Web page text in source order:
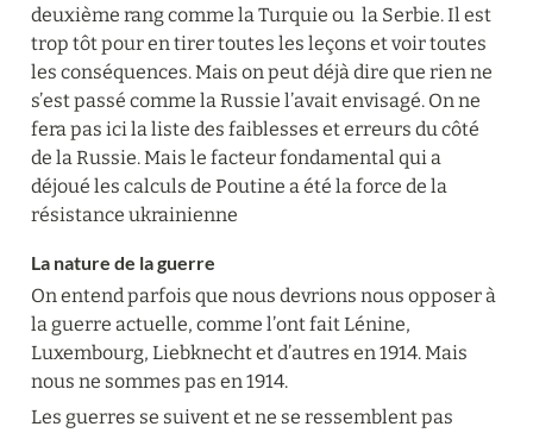
deuxième rang comme la Turquie ou  la Serbie. Il est
trop tôt pour en tirer toutes les leçons et voir toutes
les conséquences. Mais on peut déjà dire que rien ne
s’est passé comme la Russie l’avait envisagé. On ne
fera pas ici la liste des faiblesses et erreurs du côté
de la Russie. Mais le facteur fondamental qui a
déjoué les calculs de Poutine a été la force de la
résistance ukrainienne
La nature de la guerre
On entend parfois que nous devrions nous opposer à
la guerre actuelle, comme l’ont fait Lénine,
Luxembourg, Liebknecht et d’autres en 1914. Mais
nous ne sommes pas en 1914.
Les guerres se suivent et ne se ressemblent pas